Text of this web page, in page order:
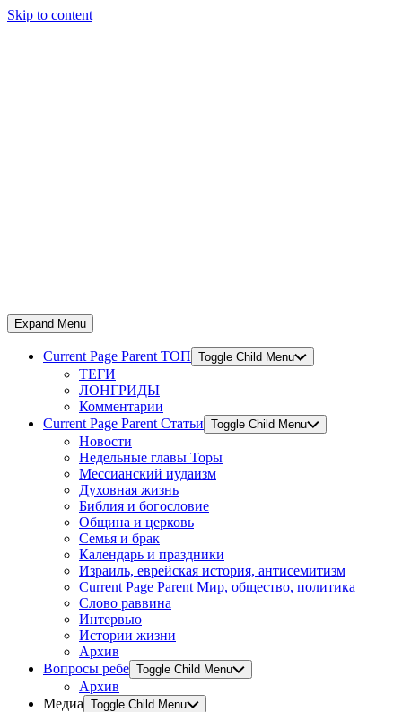
Skip to content
Expand Menu
Current Page Parent ТОП Toggle Child Menu
ТЕГИ
ЛОНГРИДЫ
Комментарии
Current Page Parent Статьи Toggle Child Menu
Новости
Недельные главы Торы
Мессианский иудаизм
Духовная жизнь
Библия и богословие
Община и церковь
Семья и брак
Календарь и праздники
Израиль, еврейская история, антисемитизм
Current Page Parent Мир, общество, политика
Слово раввина
Интервью
Истории жизни
Архив
Вопросы ребе Toggle Child Menu
Архив
Медиа Toggle Child Menu